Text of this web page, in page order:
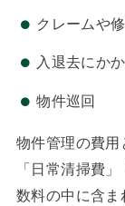
クレームや
入退去にか
物件巡回
物件管理の費用
「日常清掃費
数料の中に含ま